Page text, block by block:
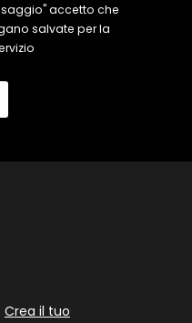
accetto che
salvate per la
Crea il tuo